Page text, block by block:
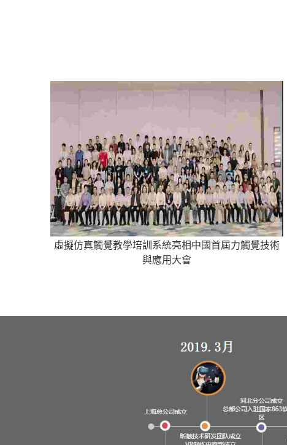
虛擬仿真觸覺教學培訓系統亮相中國首屆力觸覺技術
與應用大會